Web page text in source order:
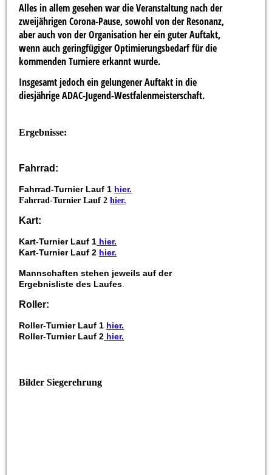
Alles in allem gesehen war die Veranstaltung nach der
zweijährigen Corona-Pause, sowohl von der Resonanz,
aber auch von der Organisation her ein guter Auftakt,
wenn auch geringfügiger Optimierungsbedarf für die
kommenden Turniere erkannt wurde.
Insgesamt jedoch ein gelungener Auftakt in die
diesjährige ADAC-Jugend-Westfalenmeisterschaft.
Ergebnisse:
Fahrrad:
Fahrrad-Turnier Lauf 1 hier.
Fahrrad-Turnier Lauf 2hier.
Kart:
Kart-Turnier Lauf 1 hier.
Kart-Turnier Lauf 2 hier.
Mannschaften stehen jeweils auf der
Ergebnisliste des Laufes
Roller:
Roller-Turnier Lauf 1 hier.
Roller-Turnier Lauf 2 hier.
Bilder Siegerehrung